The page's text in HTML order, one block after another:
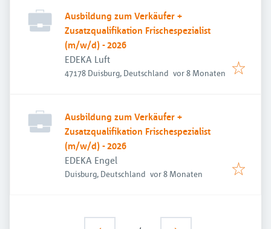
Ausbildung zum Verkäufer +
Zusatzqualifikation Frischespezialist
(m/w/d) - 2026
EDEKA Luft
47178 Duisburg, Deutschland Veröffentlicht:
vor 8 Monaten
Ausbildung zum Verkäufer +
Zusatzqualifikation Frischespezialist
(m/w/d) - 2026
EDEKA Engel
Duisburg, Deutschland Veröffentlicht:
vor 8 Monaten